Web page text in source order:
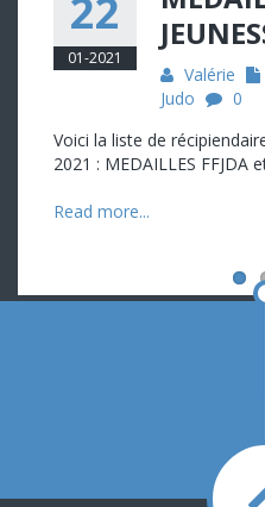
22
01-2021
Valérie
Judo
0
Voici la liste de
2021 : MEDAILLES FFJDA
Read more...